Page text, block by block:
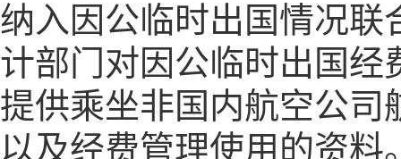
纳入因公临时出国情况联
计部门对因公临时出国经
提供乘坐非国内航空公司
以及经费管理使用的资料